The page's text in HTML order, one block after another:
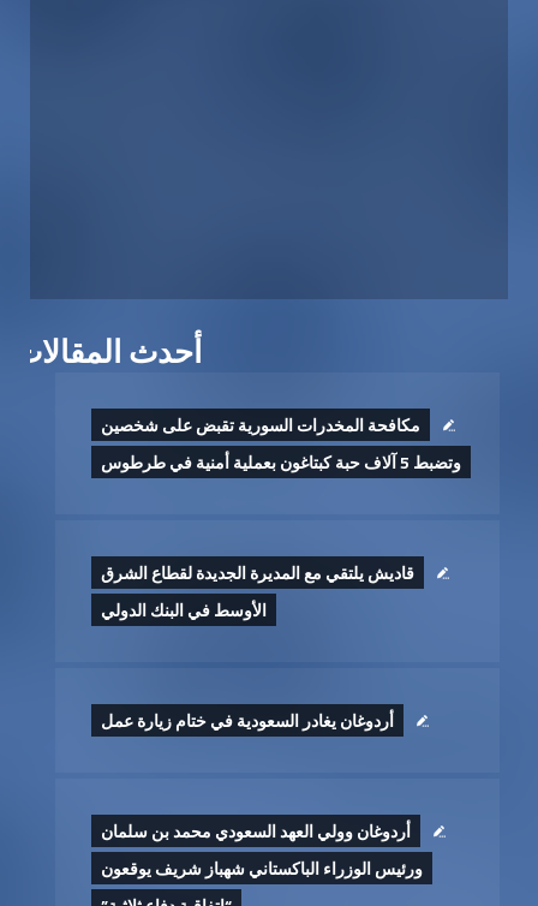
أحدث المقالات
مكافحة المخدرات السورية تقبض على شخصين
وتضبط 5 آلاف حبة كبتاغون بعملية أمنية في طرطوس
قاديش يلتقي مع المديرة الجديدة لقطاع الشرق
الأوسط في البنك الدولي
أردوغان يغادر السعودية في ختام زيارة عمل
أردوغان وولي العهد السعودي محمد بن سلمان
ورئيس الوزراء الباكستاني شهباز شريف يوقعون